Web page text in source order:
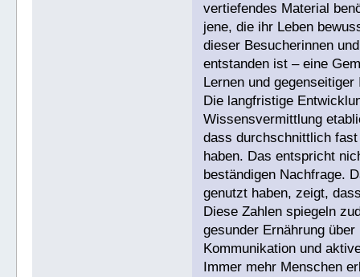
vertiefendes Material
jene, die ihr Leben
dieser Besucherinnen
entstanden ist – eine
Lernen und
Die langfristige
Wissensvermittlung
dass durchschnittlich
haben. Das entspricht
beständigen Nachfrage.
genutzt haben, zeigt,
Diese Zahlen spiegeln
gesunder Ernährung
Kommunikation und
Immer mehr Menschen